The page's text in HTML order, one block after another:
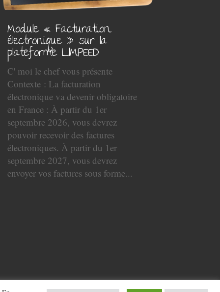
Module « Facturation
électronique » sur la
plateforme LIMPEED
C' moi le chef vous présente
Contexte : La facturation
électronique va devenir obligatoire
en France : À partir du 1er
septembre 2026, vous devrez
pouvoir recevoir des factures
électroniques. À partir du 1er
septembre 2027, vous devrez
envoyer vos factures sous forme...